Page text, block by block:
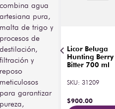
agua
pura,
de trigo y
de
y
garantizar
Licor Beluga
Hunting Berry
Bitter 700 ml
SKU: 31209
$900.00